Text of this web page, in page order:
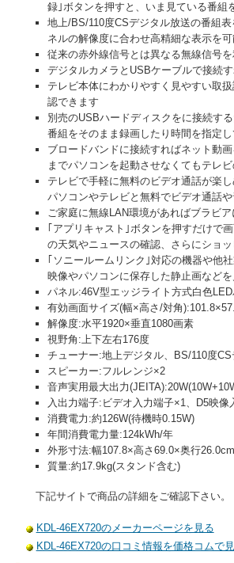
録｣ボタンを押すと、いま見ている番組
地上/BS/110度CSデジタル放送の番組
ネルの解像度に合わせ高精細な表示を
従来の赤外線信号とは異なる無線信号
デジタルカメラとUSBケーブルで接続
テレビ本体にわかりやすく見やすい取
認できます
別売のUSBハードディスクをに接続す
番組をそのまま録画したり時間を指定
ブロードバンドに接続すればネット動
までパソコンを起動させなくてもテレ
テレビで手軽に無料のビデオ通話が楽
パソコンやテレビと無料でビデオ通話
ご家庭に無線LAN環境があればブラビ
｢アプリキャスト｣ボタンを押すだけで
の天気やニュースの確認、さらにショ
｢ソニールームリンク｣対応の機器や他
映像やパソコンに保存した静止画など
パネル:46V型エッジライト方式白色
有効画面サイズ(幅×高さ/対角
解像度:水平1920×垂直1080画素
視野角:上下左右176度
チューナー:地上デジタル、BS/110度
スピーカー:フルレンジ×2
音声実用最大出力
入出力端子:ビデオ入力端子×1、D5映
消費電力:約126W(待機時0.15W)
年間消費電力量:124kWh/年
外形寸法:幅107.8×高さ69.0×奥行
質量:約17.9kg(スタンド含む)
下記サイトで商品の詳細をご確認下さい。
KDL-46EX720のメーカーページを見る
KDL-46EX720の口コミ情報を価格コムで